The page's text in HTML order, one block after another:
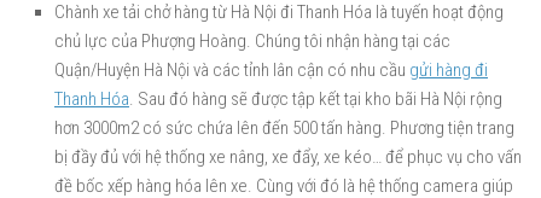
Chành xe tải chở hàng từ Hà Nội đi Thanh Hóa là tuyến hoạt động
chủ lực của Phượng Hoàng. Chúng tôi nhận hàng tại các
Quận/Huyện Hà Nội và các tỉnh lân cận có nhu cầu gửi hàng đi
Thanh Hóa. Sau đó hàng sẽ được tập kết tại kho bãi Hà Nội rộng
hơn 3000m2 có sức chứa lên đến 500 tấn hàng. Phương tiện trang
bị đầy đủ với hệ thống xe nâng, xe đẩy, xe kéo… để phục vụ cho vấn
đề bốc xếp hàng hóa lên xe. Cùng với đó là hệ thống camera giúp